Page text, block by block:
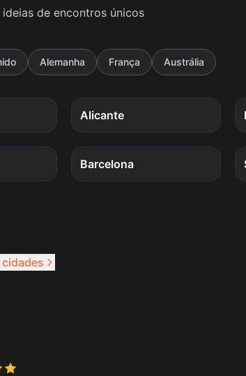
de encontros únicos
Alemanha França Austrália
Alicante
4 quests 4 quests
Barcelona